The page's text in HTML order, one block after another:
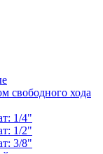
свободного хода
1/4"
1/2"
3/8"